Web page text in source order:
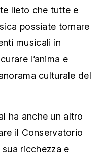
lieto che tutte e
possiate tornare
musicali in
l’anima e
culturale del
ha anche un altro
il Conservatorio
ricchezza e